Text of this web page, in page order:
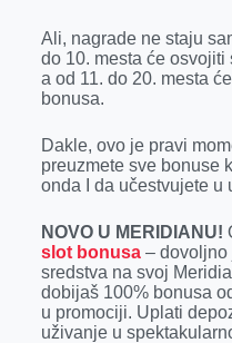
Ali, nagrade ne staju
do 10. mesta će
a od 11. do 20. mesta
bonusa.
Dakle, ovo je pravi
preuzmete sve bonuse
onda I da učestvujete u
NOVO U MERIDIANU!
slot bonusa– dovoljno
sredstva na svoj
dobijaš 100% bonusa
u promociji. Uplati
uživanje u